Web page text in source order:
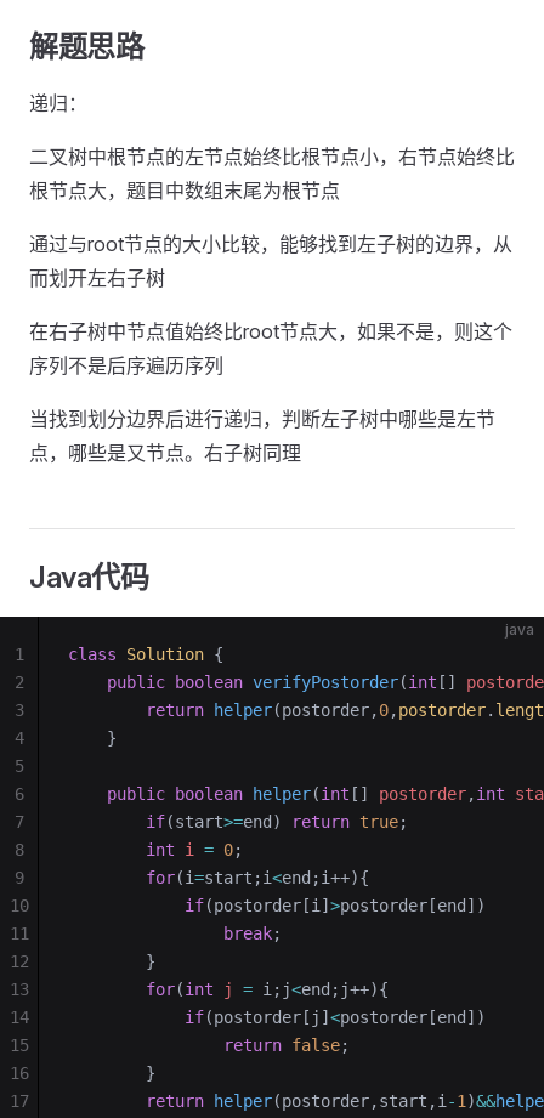
解题思路
递归：
二叉树中根节点的左节点始终比根节点小，右节点始终比
根节点大，题目中数组末尾为根节点
通过与root节点的大小比较，能够找到左子树的边界，从
而划开左右子树
在右子树中节点值始终比root节点大，如果不是，则这个
序列不是后序遍历序列
当找到划分边界后进行递归，判断左子树中哪些是左节
点，哪些是又节点。右子树同理
Java代码
java
class Solution {
    public
boolean verifyPostorder(int []
        return
helper(postorder,0,postorder.
    }
    public
boolean helper(int [] postorder,int
        if
(start>=end) return true;
        int
i = 0;
        for
(i=start;i<end;i++){
            if
(postorder[i] >postorder[end])
                break
;
        }
        for
(int j = i;j<end;j++){
            if
(postorder[j] <postorder[end])
                return
false;
        }
        return
helper(postorder,start,i -1 )&&
1
2
3
4
5
6
7
8
9
10
11
12
13
14
15
16
17